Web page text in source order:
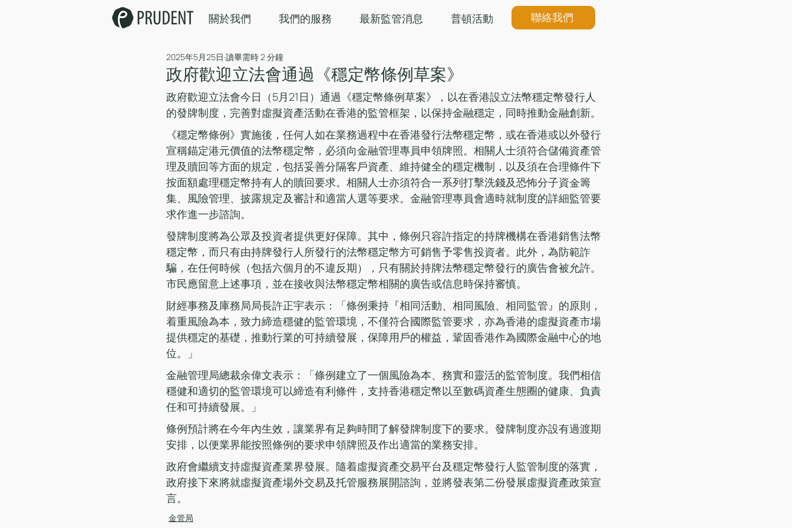
關於我們 我們的服務 最新監管消息 普頓活動 聯絡我們
政府歡迎立法會通過《穩定幣條例草案》
2025年5月25日 讀畢需時 2 分鐘
政府歡迎立法會今日（5月21日）通過《穩定幣條例草案》，以在香港設立法幣穩定幣發行人
的發牌制度，完善對虛擬資產活動在香港的監管框架，以保持金融穩定，同時推動金融創新。
《穩定幣條例》實施後，任何人如在業務過程中在香港發行法幣穩定幣，或在香港或以外發行
宣稱錨定港元價值的法幣穩定幣，必須向金融管理專員申領牌照。相關人士須符合儲備資產管
理及贖回等方面的規定，包括妥善分隔客戶資產、維持健全的穩定機制，以及須在合理條件下
按面額處理穩定幣持有人的贖回要求。相關人士亦須符合一系列打擊洗錢及恐怖分子資金籌
集、風險管理、披露規定及審計和適當人選等要求。金融管理專員會適時就制度的詳細監管要
求作進一步諮詢。
發牌制度將為公眾及投資者提供更好保障。其中，條例只容許指定的持牌機構在香港銷售法幣
穩定幣，而只有由持牌發行人所發行的法幣穩定幣方可銷售予零售投資者。此外，為防範詐
騙，在任何時候（包括六個月的不違反期），只有關於持牌法幣穩定幣發行的廣告會被允許。
市民應留意上述事項，並在接收與法幣穩定幣相關的廣告或信息時保持審慎。
財經事務及庫務局局長許正宇表示：「條例秉持『相同活動、相同風險、相同監管』的原則，
着重風險為本，致力締造穩健的監管環境，不僅符合國際監管要求，亦為香港的虛擬資產市場
提供穩定的基礎，推動行業的可持續發展，保障用戶的權益，鞏固香港作為國際金融中心的地
位。」
金融管理局總裁余偉文表示：「條例建立了一個風險為本、務實和靈活的監管制度。我們相信
穩健和適切的監管環境可以締造有利條件，支持香港穩定幣以至數碼資產生態圈的健康、負責
任和可持續發展。」
條例預計將在今年內生效，讓業界有足夠時間了解發牌制度下的要求。發牌制度亦設有過渡期
安排，以便業界能按照條例的要求申領牌照及作出適當的業務安排。
政府會繼續支持虛擬資產業界發展。隨着虛擬資產交易平台及穩定幣發行人監管制度的落實，
政府接下來將就虛擬資產場外交易及托管服務展開諮詢，並將發表第二份發展虛擬資產政策宣
言。
金管局